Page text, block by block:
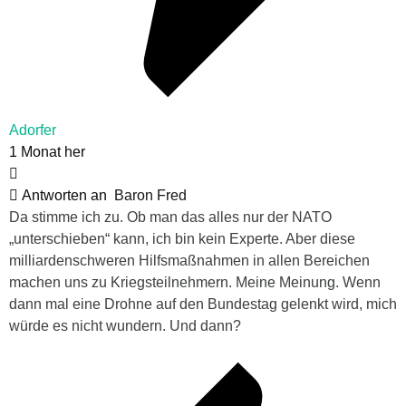
Adorfer
1 Monat her
Antworten an
Baron Fred
Da stimme ich zu. Ob man das alles nur der NATO
„unterschieben“ kann, ich bin kein Experte. Aber diese
milliardenschweren Hilfsmaßnahmen in allen Bereichen
machen uns zu Kriegsteilnehmern. Meine Meinung. Wenn
dann mal eine Drohne auf den Bundestag gelenkt wird, mich
würde es nicht wundern. Und dann?